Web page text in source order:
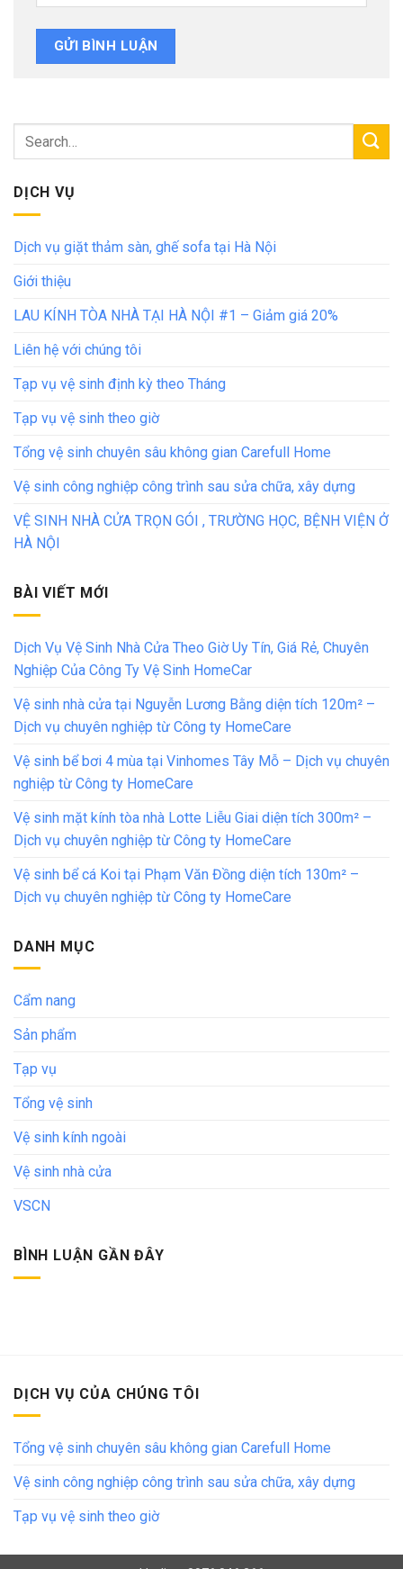
DỊCH VỤ
Dịch vụ giặt thảm sàn, ghế sofa tại Hà Nội
Giới thiệu
LAU KÍNH TÒA NHÀ TẠI HÀ NỘI #1 – Giảm giá 20%
Liên hệ với chúng tôi
Tạp vụ vệ sinh định kỳ theo Tháng
Tạp vụ vệ sinh theo giờ
Tổng vệ sinh chuyên sâu không gian Carefull Home
Vệ sinh công nghiệp công trình sau sửa chữa, xây dựng
VỆ SINH NHÀ CỬA TRỌN GÓI , TRƯỜNG HỌC, BỆNH VIỆN Ở
HÀ NỘI
BÀI VIẾT MỚI
Dịch Vụ Vệ Sinh Nhà Cửa Theo Giờ Uy Tín, Giá Rẻ, Chuyên
Nghiệp Của Công Ty Vệ Sinh HomeCar
Vệ sinh nhà cửa tại Nguyễn Lương Bằng diện tích 120m² –
Dịch vụ chuyên nghiệp từ Công ty HomeCare
Vệ sinh bể bơi 4 mùa tại Vinhomes Tây Mỗ – Dịch vụ chuyên
nghiệp từ Công ty HomeCare
Vệ sinh mặt kính tòa nhà Lotte Liễu Giai diện tích 300m² –
Dịch vụ chuyên nghiệp từ Công ty HomeCare
Vệ sinh bể cá Koi tại Phạm Văn Đồng diện tích 130m² –
Dịch vụ chuyên nghiệp từ Công ty HomeCare
DANH MỤC
Cẩm nang
Sản phẩm
Tạp vụ
Tổng vệ sinh
Vệ sinh kính ngoài
Vệ sinh nhà cửa
VSCN
BÌNH LUẬN GẦN ĐÂY
DỊCH VỤ CỦA CHÚNG TÔI
Tổng vệ sinh chuyên sâu không gian Carefull Home
Vệ sinh công nghiệp công trình sau sửa chữa, xây dựng
Tạp vụ vệ sinh theo giờ